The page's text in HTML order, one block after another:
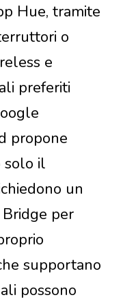
Hue, tramite
o
e
preferiti
propone
solo il
un
per
supportano
possono